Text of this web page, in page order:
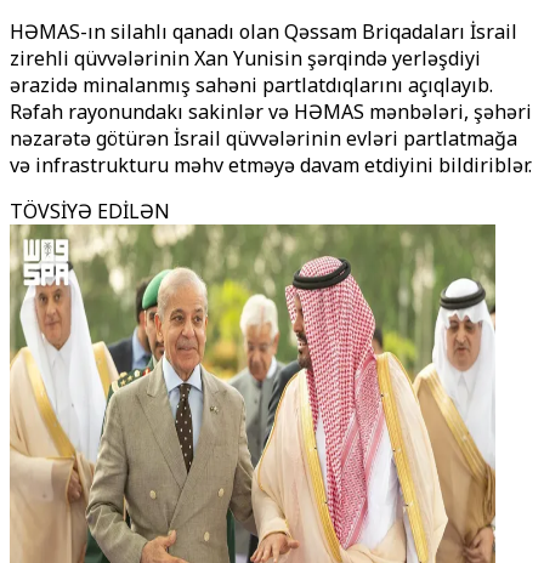
HƏMAS-ın silahlı qanadı olan Qəssam Briqadaları İsrail
zirehli qüvvələrinin Xan Yunisin şərqində yerləşdiyi
ərazidə minalanmış sahəni partlatdıqlarını açıqlayıb.
Rəfah rayonundakı sakinlər və HƏMAS mənbələri, şəhəri
nəzarətə götürən İsrail qüvvələrinin evləri partlatmağa
və infrastrukturu məhv etməyə davam etdiyini bildiriblər.
TÖVSİYƏ EDİLƏN